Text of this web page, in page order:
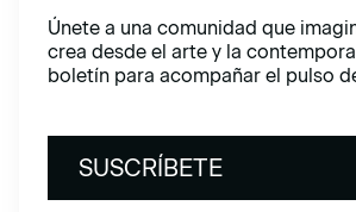
Únete a una comunidad que
crea desde el arte y la
boletín para acompañar el pulso
SUSCRÍBETE